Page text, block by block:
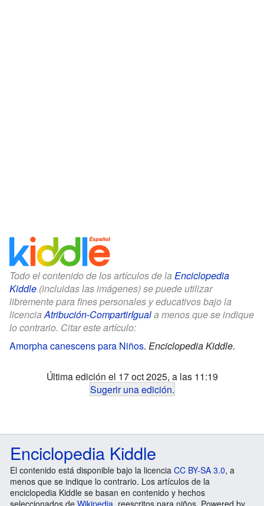
Todo el contenido de los artículos de la Enciclopedia
Kiddle (incluidas las imágenes) se puede utilizar
libremente para fines personales y educativos bajo la
licenciaAtribución-CompartirIguala menos que se indique
lo contrario. Citar este artículo:
Amorpha canescens para Niños. Enciclopedia Kiddle.
Última edición el 17 oct 2025, a las 11:19
Sugerir una edición.
Enciclopedia Kiddle
El contenido está disponible bajo la licencia CC BY-SA 3.0, a
menos que se indique lo contrario. Los artículos de la
enciclopedia Kiddle se basan en contenido y hechos
seleccionados de Wikipedia , reescritos para niños. Powered by